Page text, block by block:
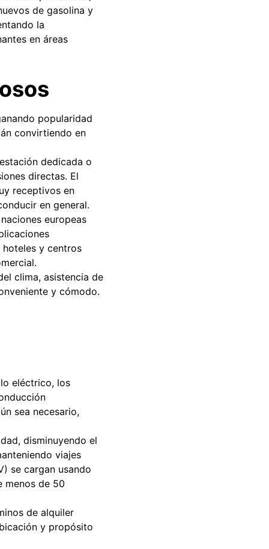
de gasolina y
la
en áreas
popularidad
convirtiendo en
dedicada o
directas. El
receptivos en
en general.
europeas
y centros
clima, asistencia de
y cómodo.
eléctrico, los
sea necesario,
disminuyendo el
viajes
se cargan usando
menos de 50
de alquiler
y propósito